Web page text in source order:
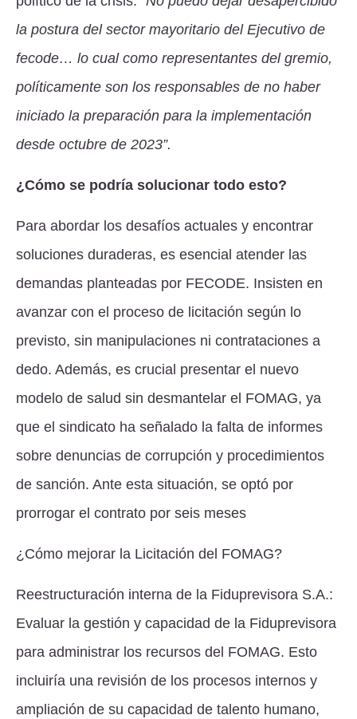
la postura del sector mayoritario del Ejecutivo de
fecode… lo cual como representantes del gremio,
políticamente son los responsables de no haber
iniciado la preparación para la implementación
desde octubre de 2023”.
¿Cómo se podría solucionar todo esto?
Para abordar los desafíos actuales y encontrar
soluciones duraderas, es esencial atender las
demandas planteadas por FECODE. Insisten en
avanzar con el proceso de licitación según lo
previsto, sin manipulaciones ni contrataciones a
dedo. Además, es crucial presentar el nuevo
modelo de salud sin desmantelar el FOMAG, ya
que el sindicato ha señalado la falta de informes
sobre denuncias de corrupción y procedimientos
de sanción. Ante esta situación, se optó por
prorrogar el contrato por seis meses
¿Cómo mejorar la Licitación del FOMAG?
Reestructuración interna de la Fiduprevisora S.A.:
Evaluar la gestión y capacidad de la Fiduprevisora
para administrar los recursos del FOMAG. Esto
incluiría una revisión de los procesos internos y
ampliación de su capacidad de talento humano,